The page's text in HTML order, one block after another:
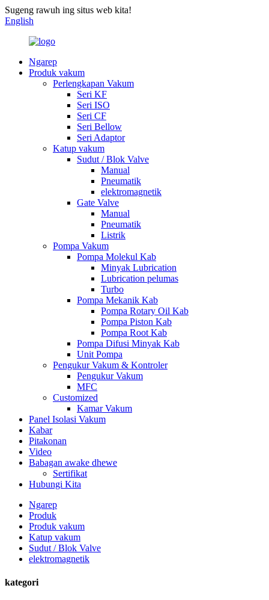
Sugeng rawuh ing situs web kita!
English
Ngarep
Produk vakum
Perlengkapan Vakum
Seri KF
Seri ISO
Seri CF
Seri Bellow
Seri Adaptor
Katup vakum
Sudut / Blok Valve
Manual
Pneumatik
elektromagnetik
Gate Valve
Manual
Pneumatik
Listrik
Pompa Vakum
Pompa Molekul Kab
Minyak Lubrication
Lubrication pelumas
Turbo
Pompa Mekanik Kab
Pompa Rotary Oil Kab
Pompa Piston Kab
Pompa Root Kab
Pompa Difusi Minyak Kab
Unit Pompa
Pengukur Vakum & Kontroler
Pengukur Vakum
MFC
Customized
Kamar Vakum
Panel Isolasi Vakum
Kabar
Pitakonan
Video
Babagan awake dhewe
Sertifikat
Hubungi Kita
Ngarep
Produk
Produk vakum
Katup vakum
Sudut / Blok Valve
elektromagnetik
kategori